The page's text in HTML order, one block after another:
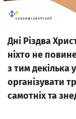
Дні Різдва
ніхто не
з тим декілька
організувати
самотніх та